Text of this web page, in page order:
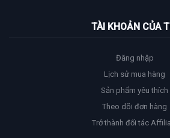
TÀI KHOẢN CỦA
Đăng nhập
Lịch sử mua hàng
Sản phẩm yêu thích
Theo dõi đơn hàng
Trở thành đối tác